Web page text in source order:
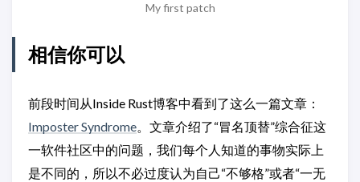
My first patch
相信你可以
前段时间从Inside Rust博客中看到了这么一篇文章：
Imposter Syndrome。文章介绍了“冒名顶替”综合征这
一软件社区中的问题，我们每个人知道的事物实际上
是不同的，所以不必过度认为自己“不够格”或者“一无